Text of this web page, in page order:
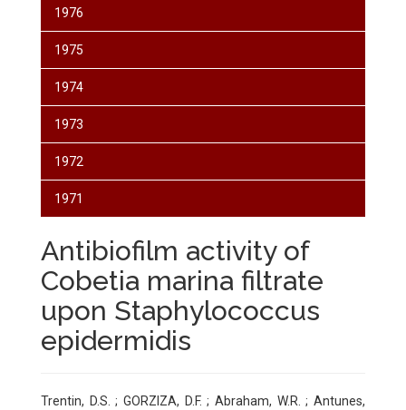
1976
1975
1974
1973
1972
1971
Antibiofilm activity of
Cobetia marina filtrate
upon Staphylococcus
epidermidis
Trentin, D.S. ; GORZIZA, D.F. ; Abraham, W.R. ; Antunes,